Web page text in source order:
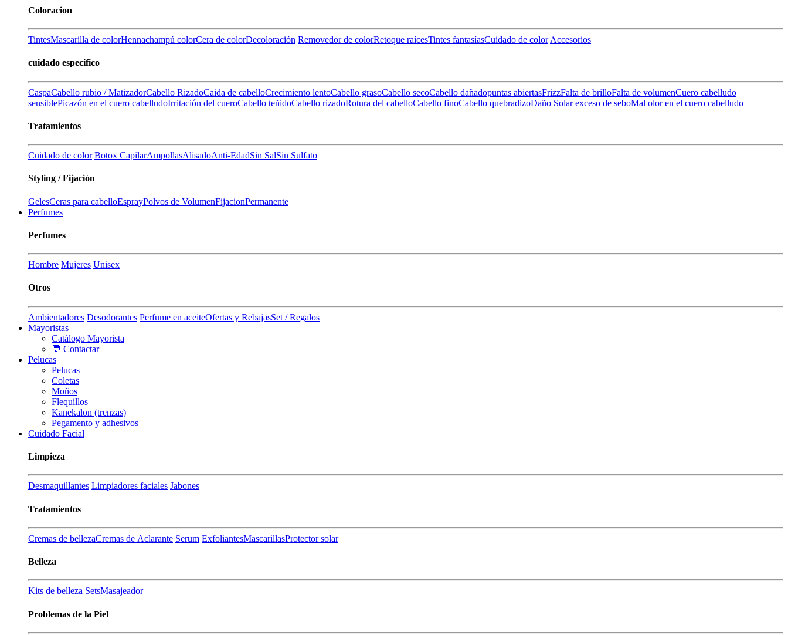
Coloracion
TintesMascarilla de colorHennachampú colorCera de colorDecoloración Removedor de colorRetoque raícesTintes fantasíasCuidado de color Accesorios
cuidado especifico
CaspaCabello rubio / MatizadorCabello RizadoCaida de cabelloCrecimiento lentoCabello grasoCabello secoCabello dañadopuntas abiertasFrizzFalta de brilloFalta de volumenCuero cabelludo
sensiblePicazón en el cuero cabelludoIrritación del cueroCabello teñidoCabello rizadoRotura del cabelloCabello finoCabello quebradizoDaño Solarexceso de seboMal olor en el cuero cabelludo
Tratamientos
Cuidado de color Botox CapilarAmpollasAlisadoAnti-EdadSin SalSin Sulfato
Styling / Fijación
GelesCeras para cabelloEsprayPolvos de VolumenFijacionPermanente
Perfumes
Perfumes
Hombre Mujeres Unisex
Otros
Ambientadores Desodorantes Perfume en aceiteOfertas y RebajasSet / Regalos
Mayoristas
Catálogo Mayorista
💬 Contactar
Pelucas
Pelucas
Coletas
Moños
Flequillos
Kanekalon (trenzas)
Pegamento y adhesivos
Cuidado Facial
Limpieza
Desmaquillantes Limpiadores faciales Jabones
Tratamientos
Cremas de bellezaCremas de Aclarante Serum ExfoliantesMascarillasProtector solar
Belleza
Kits de belleza SetsMasajeador
Problemas de la Piel